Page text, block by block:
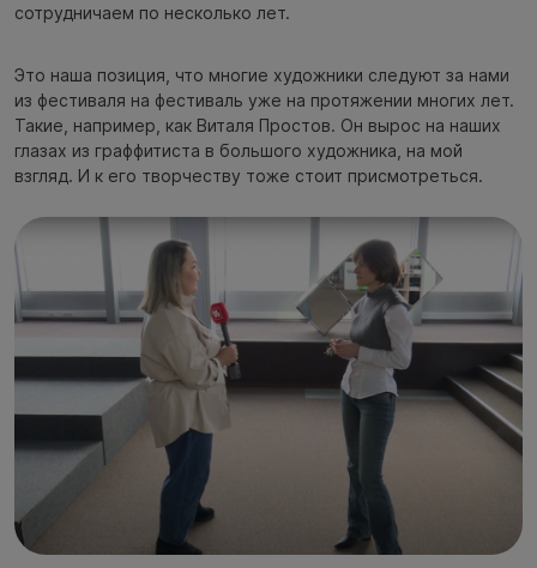
сотрудничаем по несколько лет.
Это наша позиция, что многие художники следуют за нами
из фестиваля на фестиваль уже на протяжении многих лет.
Такие, например, как Виталя Простов. Он вырос на наших
глазах из граффитиста в большого художника, на мой
взгляд. И к его творчеству тоже стоит присмотреться.